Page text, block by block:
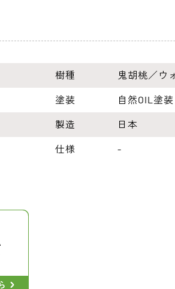
樹種 鬼胡桃／ウ
塗装 自然OIL塗装
製造 日本
仕様 -